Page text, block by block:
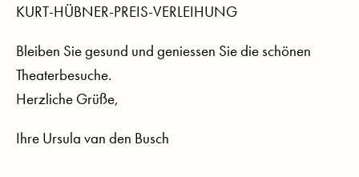
KURT-HÜBNER-PREIS-VERLEIHUNG
Bleiben Sie gesund und geniessen Sie die schönen
Theaterbesuche.
Herzliche Grüße,
Ihre Ursula van den Busch